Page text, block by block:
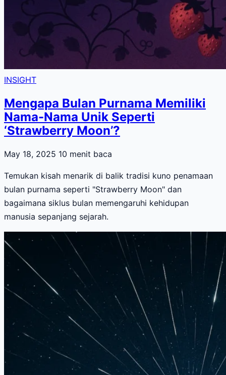
INSIGHT
Mengapa Bulan Purnama Memiliki
Nama-Nama Unik Seperti
‘Strawberry Moon’?
May 18, 2025 10 menit baca
Temukan kisah menarik di balik tradisi kuno penamaan
bulan purnama seperti "Strawberry Moon" dan
bagaimana siklus bulan memengaruhi kehidupan
manusia sepanjang sejarah.